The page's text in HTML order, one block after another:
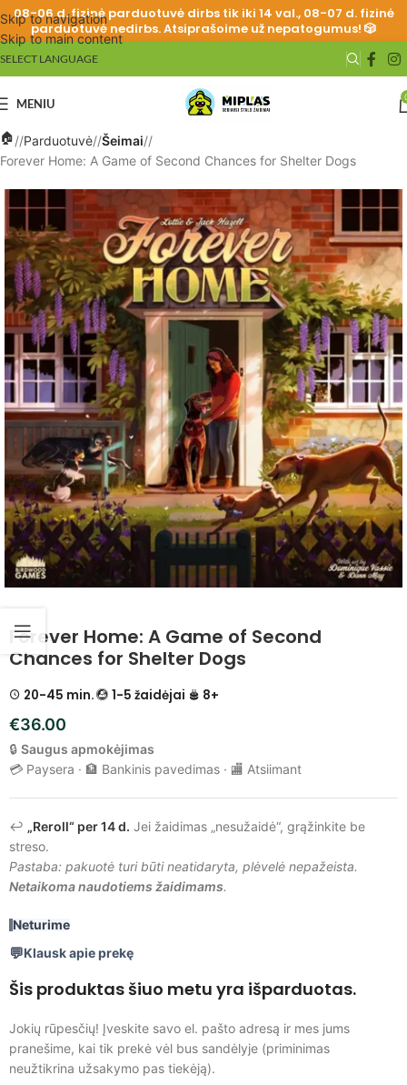
Skip to navigation
Skip to main content
08-06 d. fizinė parduotuvė dirbs tik iki 14 val., 08-07 d. fizinė
parduotuvė nedirbs. Atsiprašoime už nepatogumus! 🎲
SELECT LANGUAGE
MENIU
/ Parduotuvė/ Šeimai/
Forever Home: A Game of Second Chances for Shelter Dogs
Forever Home: A Game of Second
Chances for Shelter Dogs
20-45 min. 1-5 žaidėjai 8+
€36.00
🔒 Saugus apmokėjimas
💳 Paysera · 🏦 Bankinis pavedimas · 🏬 Atsiimant
↩️ „Reroll“ per 14 d. Jei žaidimas „nesužaidė“, grąžinkite be
streso.
Pastaba: pakuotė turi būti neatidaryta, plėvelė nepažeista.
Netaikoma naudotiems žaidimams.
Neturime
Klausk apie prekę
Šis produktas šiuo metu yra išparduotas.
Jokių rūpesčių! Įveskite savo el. pašto adresą ir mes jums
pranešime, kai tik prekė vėl bus sandėlyje (priminimas
neužtikrina užsakymo pas tiekėją).